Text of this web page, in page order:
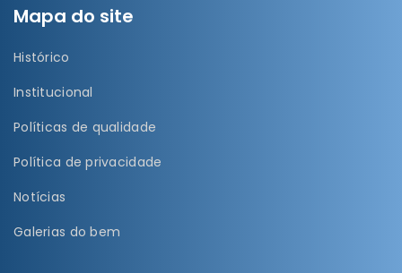
Mapa do site
Histórico
Institucional
Políticas de qualidade
Política de privacidade
Notícias
Galerias do bem